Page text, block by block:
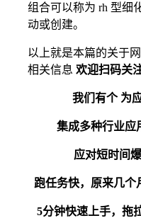
组合可以称为 rh 型细
动或创建。
以上就是本篇的关于
相关信息 欢迎扫码关
我们有个 为
集成多种行业应
应对短时间
跑任务快，原来几个
5分钟快速上手，拖